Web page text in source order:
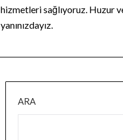
hizmetleri sağlıyoruz. Huzur
yanınızdayız.
ARA